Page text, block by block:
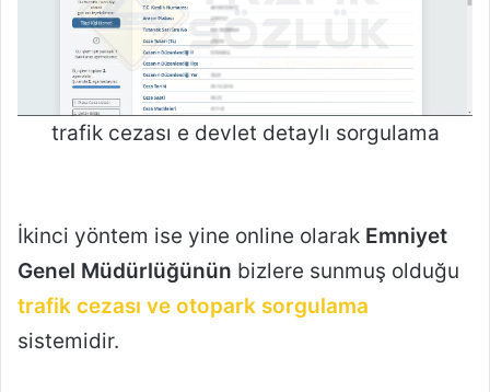
trafik cezası e devlet detaylı sorgulama
İkinci yöntem ise yine online olarak Emniyet
Genel Müdürlüğünün bizlere sunmuş olduğu
trafik cezası ve otopark sorgulama
sistemidir.